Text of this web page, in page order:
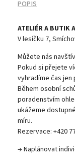
POPIS
ATELIÉR A BUTIK
V lesíčku 7,
Můžete nás
Pokud si přejete
vyhradíme čas jen
Během osobní
poradenstvím
ukážeme
míru.
Rezervace: +420
→ Naplánovat